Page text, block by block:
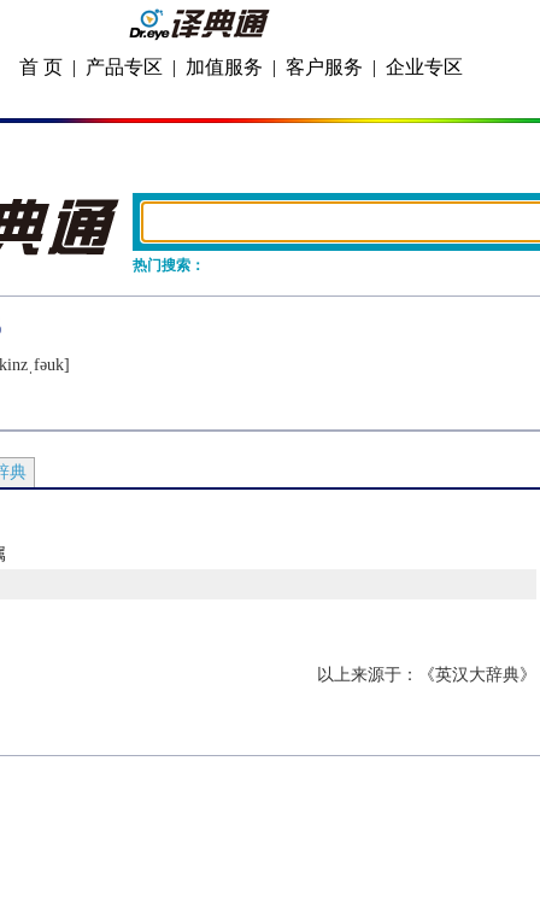
首 页 | 产品专区 | 加值服务 | 客户服务 | 企业专区
热门搜索：
典
以上来源于：《英汉大辞典》